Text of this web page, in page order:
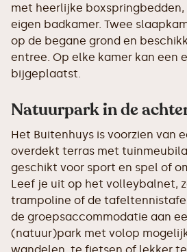
met heerlijke
eigen badkamer. Twee
op de begane grond en
entree. Op elke kamer kan een
bijgeplaatst.
Natuurpark in de
Het Buitenhuys is voorzien van
overdekt terras met
geschikt voor sport en spel of
Leef je uit op het volleybalnet,
trampoline of de
de groepsaccommodatie aan
(natuur)park met volop